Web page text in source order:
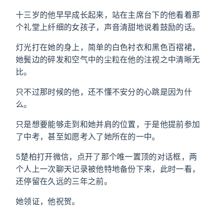
十三岁的他早早成长起来，站在主席台下的他看着那
个礼堂上纤细的女孩子，声音清甜地说着鼓励的话。
灯光打在她的身上，简单的白色衬衣和黑色百褶裙，
她鬓边的碎发和空气中的尘粒在他的注视之中清晰无
比。
只不过那时候的他，还不懂不安分的心跳是因为什
么。
只是想要能够走到和她并肩的位置，于是他提前参加
了中考，甚至如愿考入了她所在的一中。
5楚柏打开微信，点开了那个唯一置顶的对话框，两
个人上一次聊天记录被他特地备份下来，此时一看，
还停留在久远的三年之前。
她领证，他祝贺。